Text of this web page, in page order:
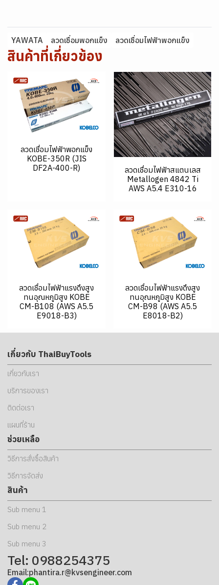
YAWATA ลวดเชื่อมพอกแข็ง ลวดเชื่อมไฟฟ้าพอกแข็ง
สินค้าที่เกี่ยวข้อง
ลวดเชื่อมไฟฟ้าพอกแข็ง
KOBE-350R (JIS
DF2A-400-R)
ลวดเชื่อมไฟฟ้าสแตนเลส
Metallogen 4842 Ti
AWS A5.4 E310-16
ลวดเชื่อมไฟฟ้าแรงดึงสูง
ทนอุณหภูมิสูง KOBE
CM-B108 (AWS A5.5
E9018-B3)
ลวดเชื่อมไฟฟ้าแรงดึงสูง
ทนอุณหภูมิสูง KOBE
CM-B98 (AWS A5.5
E8018-B2)
เกี่ยวกับ ThaiBuyTools
เกี่ยวกับเรา
บริการของเรา
ติดต่อเรา
แผนที่ร้าน
ช่วยเหลือ
วิธีการสั่งซื้อสินค้า
วิธีการจัดส่ง
สินค้า
Sub menu 1
Sub menu 2
Sub menu 3
Tel: 0988254375
Email:phantira.r@kvsengineer.com